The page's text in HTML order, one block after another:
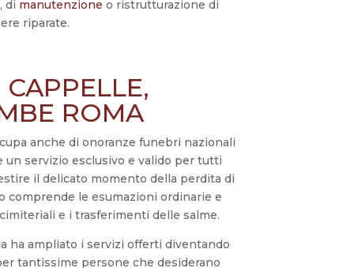
di manutenzione o ristrutturazione di
riparate.
ROMA
anche di onoranze funebri nazionali
un servizio esclusivo e valido per tutti
il delicato momento della perdita di
comprende le esumazioni ordinarie e
e i trasferimenti delle salme.
ha ampliato i servizi offerti diventando
tantissime persone che desiderano